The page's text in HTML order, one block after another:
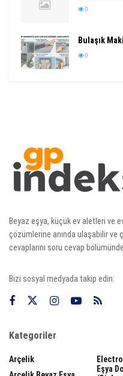
0
Bulaşık
0
Beyaz eşya, küçük ev aletleri ve
çözümlerine anında ulaşabilir ve
cevaplarını soru cevap
Bizi sosyal medyada takip edin:
Kategoriler
Arçelik
Eşya